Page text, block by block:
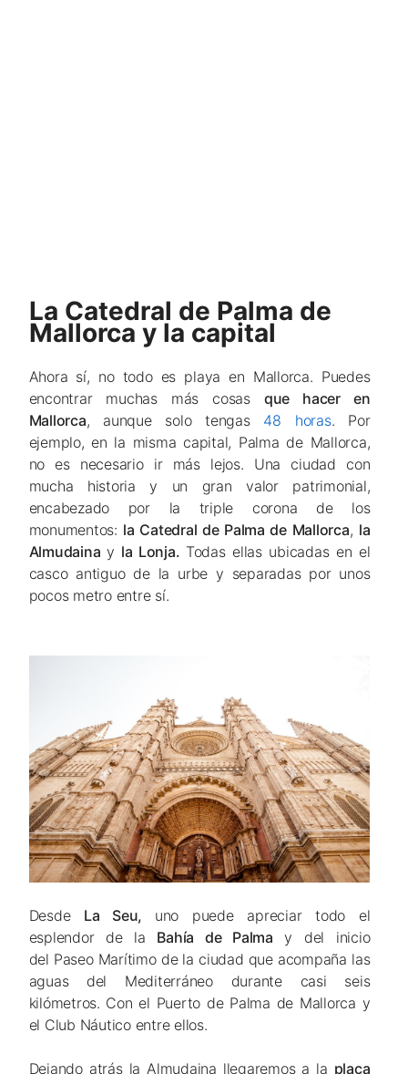
La Catedral de Palma de
Mallorca y la capital
Ahora sí, no todo es playa en Mallorca. Puedes
encontrar muchas más cosas que hacer en
Mallorca, aunque solo tengas 48 horas. Por
ejemplo, en la misma capital, Palma de Mallorca,
no es necesario ir más lejos. Una ciudad con
mucha historia y un gran valor patrimonial,
encabezado por la triple corona de los
monumentos: la Catedral de Palma de Mallorca, la
Almudaina y la Lonja. Todas ellas ubicadas en el
casco antiguo de la urbe y separadas por unos
pocos metro entre sí.
Desde La Seu, uno puede apreciar todo el
esplendor de la Bahía de Palma y del inicio
del Paseo Marítimo de la ciudad que acompaña las
aguas del Mediterráneo durante casi seis
kilómetros. Con el Puerto de Palma de Mallorca y
el Club Náutico entre ellos.
Dejando atrás la Almudaina llegaremos a la plaça